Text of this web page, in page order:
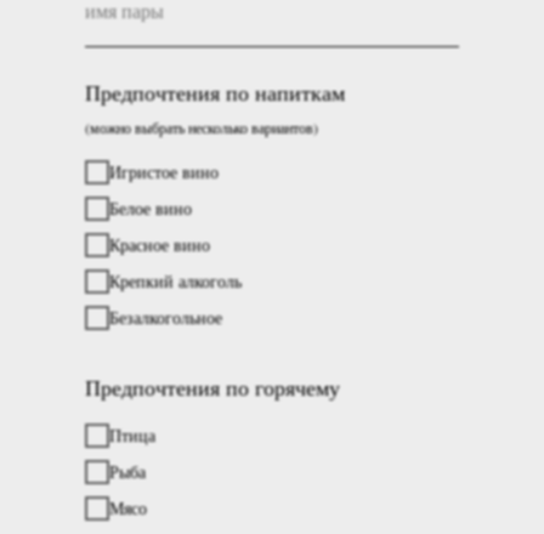
Предпочтения по напиткам
(можно выбрать несколько вариантов)
Игристое вино
Белое вино
Красное вино
Крепкий алкоголь
Безалкогольное
Предпочтения по горячему
Птица
Рыба
Мясо